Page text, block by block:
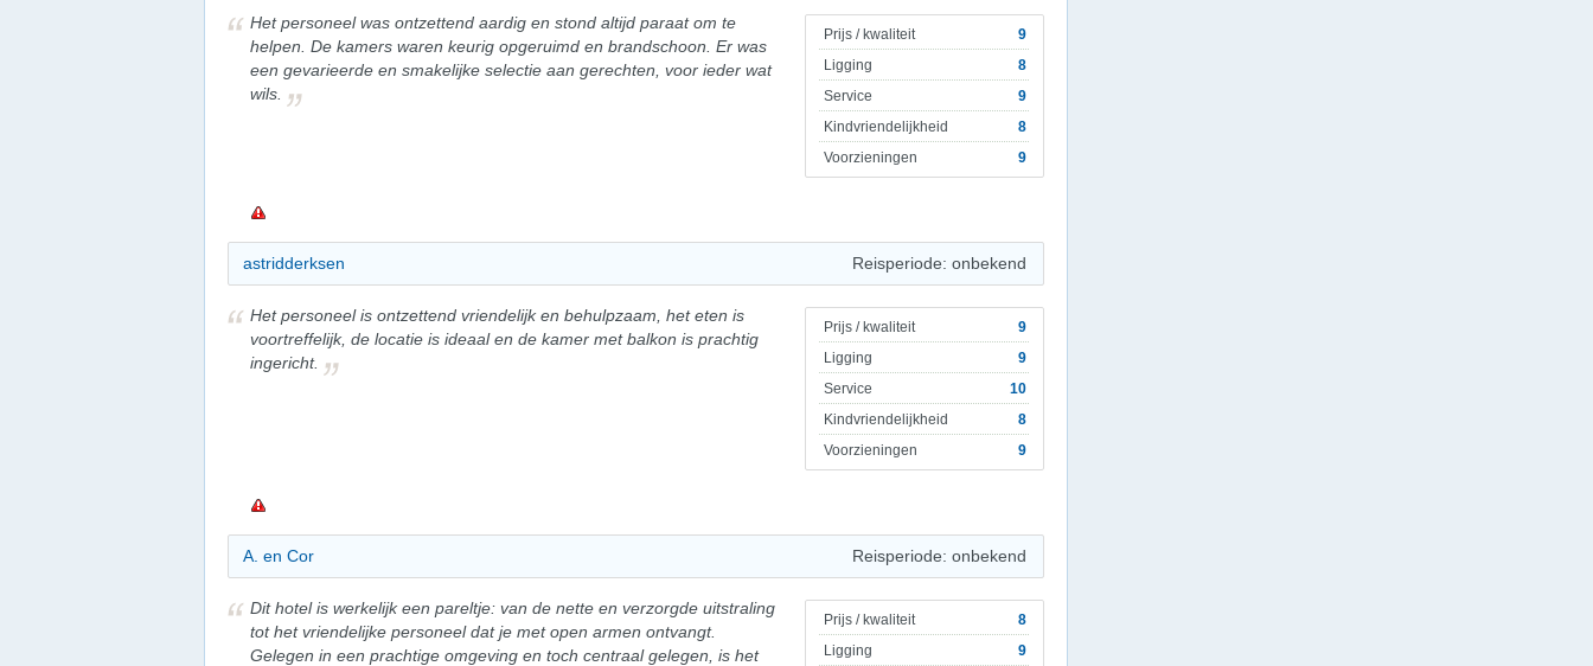
Prijs / kwaliteit
9
Ligging
8
Service
9
Kindvriendelijkheid
8
Voorzieningen
9
Het personeel was ontzettend aardig en stond altijd paraat om te
helpen. De kamers waren keurig opgeruimd en brandschoon. Er was
een gevarieerde en smakelijke selectie aan gerechten, voor ieder wat
wils.
astridderksen Reisperiode: onbekend
Prijs / kwaliteit
9
Ligging
9
Service
10
Kindvriendelijkheid
8
Voorzieningen
9
Het personeel is ontzettend vriendelijk en behulpzaam, het eten is
voortreffelijk, de locatie is ideaal en de kamer met balkon is prachtig
ingericht.
A. en Cor Reisperiode: onbekend
Prijs / kwaliteit
8
Ligging
9
Dit hotel is werkelijk een pareltje: van de nette en verzorgde uitstraling
tot het vriendelijke personeel dat je met open armen ontvangt.
Gelegen in een prachtige omgeving en toch centraal gelegen, is het